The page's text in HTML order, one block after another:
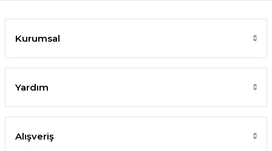
Kurumsal
Yardım
Alışveriş